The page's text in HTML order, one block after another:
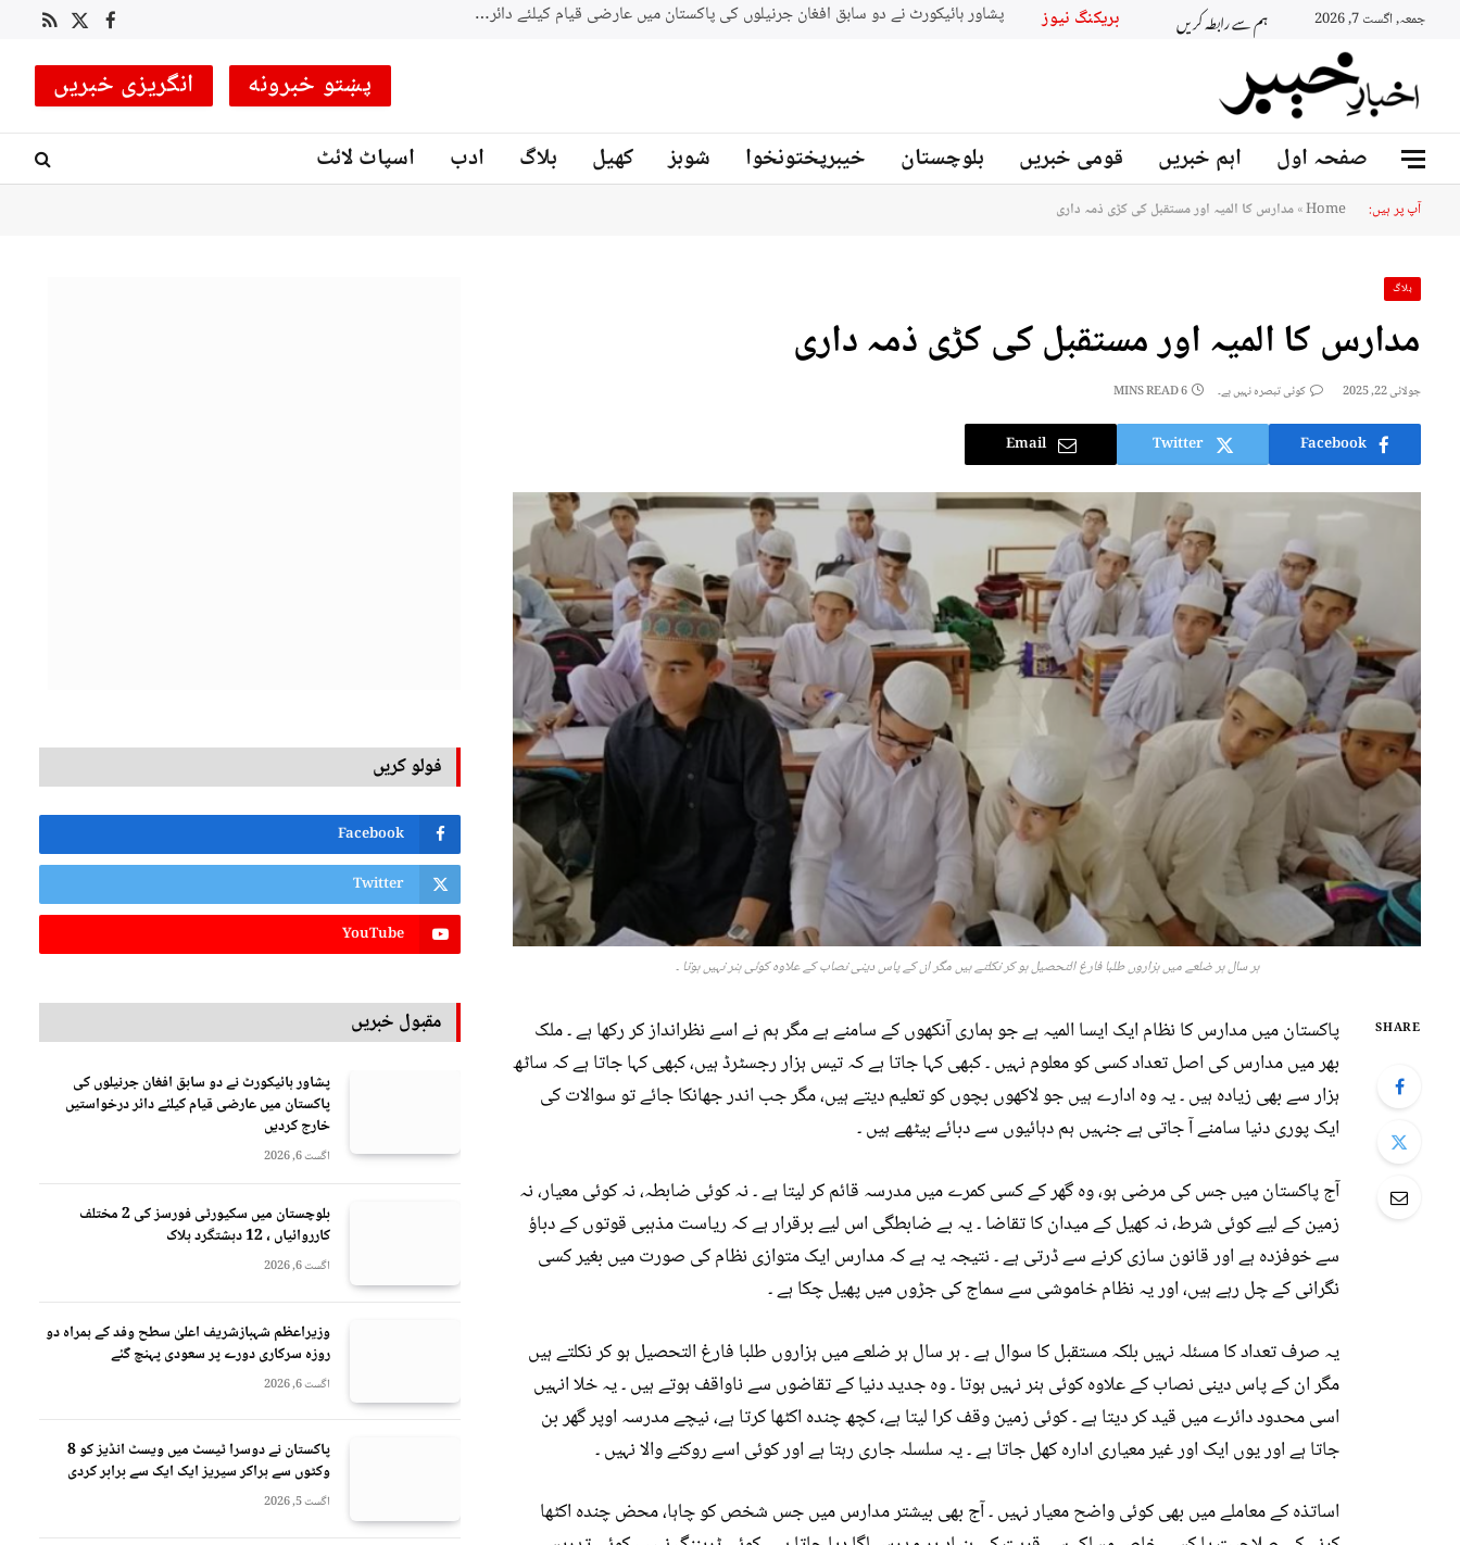
جمعہ, اگست 7, 2026 ہم سے رابطہ کریں بریکنگ نیوز بلوچستان میں سکیورٹی فورسز کی 2 مختلف کارروائیاں ، 12 دہشتگرد ہلاک Facebook
X
RSS
پښتو خبرونه انگریزی خبریں
صفحہ اول اہم خبریں قومی خبریں بلوچستان خیبرپختونخوا شوبز کھیل بلاگ ادب اسپاٹ لائٹ
آپ پر ہیں: Home
»مدارس کا المیہ اور مستقبل کی کڑی ذمہ داری
بلاگ
مدارس کا المیہ اور مستقبل کی کڑی ذمہ داری
جولائی 22, 2025 کوئی تبصرہ نہیں ہے۔ 6 MINS READ
Facebook
Twitter
Email
ہر سال ہر ضلعے میں ہزاروں طلبا فارغ التحصیل ہو کر نکلتے ہیں مگر ان کے پاس دینی نصاب کے علاوہ کوئی ہنر نہیں ہوتا ۔
SHARE
پاکستان میں مدارس کا نظام ایک ایسا المیہ ہے جو ہماری آنکھوں کے سامنے ہے مگر ہم نے اسے نظرانداز کر رکھا ہے ۔ ملک
بھر میں مدارس کی اصل تعداد کسی کو معلوم نہیں ۔ کبھی کہا جاتا ہے کہ تیس ہزار رجسٹرڈ ہیں، کبھی کہا جاتا ہے کہ ساٹھ
ہزار سے بھی زیادہ ہیں ۔ یہ وہ ادارے ہیں جو لاکھوں بچوں کو تعلیم دیتے ہیں، مگر جب اندر جھانکا جائے تو سوالات کی
ایک پوری دنیا سامنے آ جاتی ہے جنہیں ہم دہائیوں سے دبائے بیٹھے ہیں ۔
آج پاکستان میں جس کی مرضی ہو، وہ گھر کے کسی کمرے میں مدرسہ قائم کر لیتا ہے ۔ نہ کوئی ضابطہ، نہ کوئی معیار، نہ
زمین کے لیے کوئی شرط، نہ کھیل کے میدان کا تقاضا ۔ یہ بے ضابطگی اس لیے برقرار ہے کہ ریاست مذہبی قوتوں کے دباؤ
سے خوفزدہ ہے اور قانون سازی کرنے سے ڈرتی ہے ۔ نتیجہ یہ ہے کہ مدارس ایک متوازی نظام کی صورت میں بغیر کسی
نگرانی کے چل رہے ہیں، اور یہ نظام خاموشی سے سماج کی جڑوں میں پھیل چکا ہے ۔
یہ صرف تعداد کا مسئلہ نہیں بلکہ مستقبل کا سوال ہے ۔ ہر سال ہر ضلعے میں ہزاروں طلبا فارغ التحصیل ہو کر نکلتے ہیں
مگر ان کے پاس دینی نصاب کے علاوہ کوئی ہنر نہیں ہوتا ۔ وہ جدید دنیا کے تقاضوں سے ناواقف ہوتے ہیں ۔ یہ خلا انہیں
اسی محدود دائرے میں قید کر دیتا ہے ۔ کوئی زمین وقف کرا لیتا ہے، کچھ چندہ اکٹھا کرتا ہے، نیچے مدرسہ اوپر گھر بن
جاتا ہے اور یوں ایک اور غیر معیاری ادارہ کھل جاتا ہے ۔ یہ سلسلہ جاری رہتا ہے اور کوئی اسے روکنے والا نہیں ۔
اساتذہ کے معاملے میں بھی کوئی واضح معیار نہیں ۔ آج بھی بیشتر مدارس میں جس شخص کو چاہا، محض چندہ اکٹھا
فولو کریں
Facebook
Twitter
YouTube
مقبول خبریں
پشاور ہائیکورٹ نے دو سابق افغان جرنیلوں کی
پاکستان میں عارضی قیام کیلئے دائر درخواستیں
خارج کردیں
اگست 6, 2026
بلوچستان میں سکیورٹی فورسز کی 2 مختلف
کارروائیاں ، 12 دہشتگرد ہلاک
اگست 6, 2026
وزیراعظم شہبازشریف اعلیٰ سطح وفد کے ہمراہ دو
روزه سرکاری دورے پر سعودی پہنچ گئے
اگست 6, 2026
پاکستان نے دوسرا ٹیسٹ میں ویسٹ انڈیز کو 8
وکٹوں سے ہراکر سیریز ایک ایک سے برابر کردی
اگست 5, 2026